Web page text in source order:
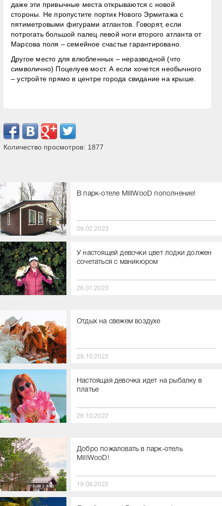
даже эти привычные места открываются с новой
стороны. Не пропустите портик Нового Эрмитажа с
пятиметровыми фигурами атлантов. Говорят, если
потрогать большой палец левой ноги второго атланта от
Марсова поля – семейное счастье гарантировано.
Другое место для влюбленных – неразводной (что
символично) Поцелуев мост. А если хочется необычного
– устройте прямо в центре города свидание на крыше.
Количество просмотров: 1877
В парк-отеле MillWooD пополнение!
09.02.2023
У настоящей девочки цвет лодки должен
сочетаться с маникюром
26.01.2023
Отдых на свежем воздухе
29.10.2022
Настоящая девочка идет на рыбалку в
платье
26.10.2022
Добро пожаловать в парк-отель
MillWooD!
19.08.2022